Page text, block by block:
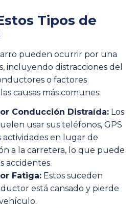
Tipos de
pueden ocurrir por una
incluyendo distracciones del
o factores
causas más comunes:
Conducción Distraída: Los
usar sus teléfonos, GPS
actividades en lugar de
a la carretera, lo que puede
accidentes.
Fatiga: Estos suceden
está cansado y pierde